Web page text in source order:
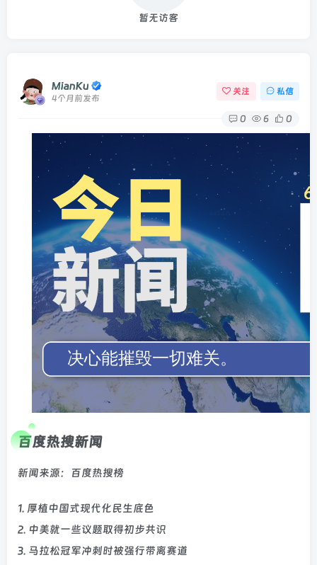
暂无访客
MianKu
4个月前发布
关注 私信
0 6 0
百度热搜新闻
新闻来源：百度热搜榜
1. 厚植中国式现代化民生底色
2. 中美就一些议题取得初步共识
3. 马拉松冠军冲刺时被强行带离赛道